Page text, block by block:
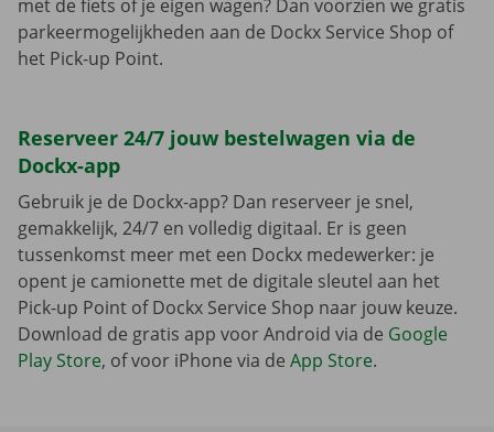
met de fiets of je eigen wagen? Dan voorzien we gratis
parkeermogelijkheden aan de Dockx Service Shop of
het Pick-up Point.
Reserveer 24/7 jouw bestelwagen via de
Dockx-app
Gebruik je de Dockx-app? Dan reserveer je snel,
gemakkelijk, 24/7 en volledig digitaal. Er is geen
tussenkomst meer met een Dockx medewerker: je
opent je camionette met de digitale sleutel aan het
Pick-up Point of Dockx Service Shop naar jouw keuze.
Download de gratis app voor Android via de Google
Play Store, of voor iPhone via de App Store.